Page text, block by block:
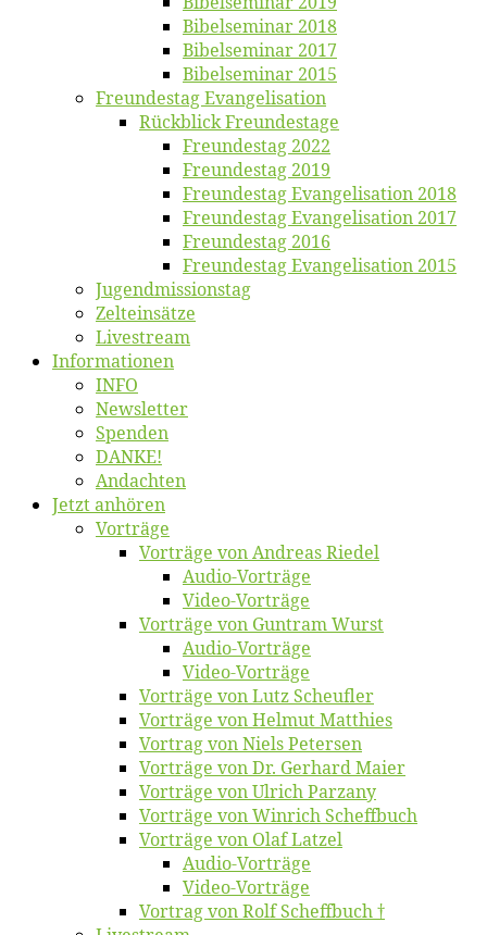
Bi­bel­se­mi­nar 2018
Bibelsemi­nar 2017
Bibelsemi­nar 2015
Freun­des­tag Evangelisation
Rück­blick Freundestage
Freun­des­tag 2022
Freun­des­tag 2019
Freun­des­tag Evan­ge­li­sa­ti­on 2018
Freun­des­tag Evan­ge­li­sa­ti­on 2017
Freun­des­tag 2016
Freun­des­tag Evan­ge­li­sa­ti­on 2015
Jugend­mis­sions­tag
Zelt­ein­sät­ze
Live­stream
Informatio­nen
INFO
News­let­ter
Spen­den
DANKE!
An­dach­ten
Jetzt an­hö­ren
Vor­trä­ge
Vor­trä­ge von An­dre­as Riedel
Au­dio-Vor­trä­ge
Vi­deo-Vor­trä­ge
Vor­trä­ge von Gun­tram Wurst
Au­dio-Vor­trä­ge
Vi­deo-Vor­trä­ge
Vor­trä­ge von Lutz Scheufler
Vor­trä­ge von Hel­mut Matthies
Vor­trag von Niels Petersen
Vor­trä­ge von Dr. Ger­hard Maier
Vor­trä­ge von Ul­rich Parzany
Vor­trä­ge von Win­rich Scheffbuch
Vor­trä­ge von Olaf Latzel
Au­dio-Vor­trä­ge
Vi­deo-Vor­trä­ge
Vor­trag von Rolf Scheffbuch †